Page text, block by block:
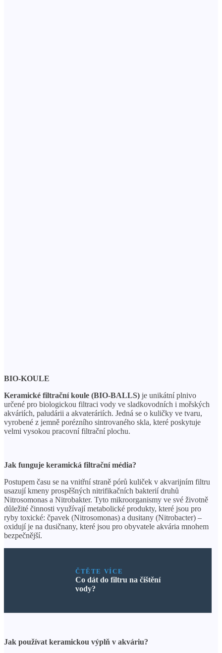
BIO-KOULE
Keramické filtrační koule (BIO-BALLS) je unikátní plnivo
určené pro biologickou filtraci vody ve sladkovodních i mořských
akváriích, paludárii a akvateráriích. Jedná se o kuličky ve tvaru,
vyrobené z jemně porézního sintrovaného skla, které poskytuje
velmi vysokou pracovní filtrační plochu.
Jak funguje keramická filtrační média?
Postupem času se na vnitřní straně pórů kuliček v akvarijním filtru
usazují kmeny prospěšných nitrifikačních bakterií druhů
Nitrosomonas a Nitrobakter. Tyto mikroorganismy ve své životně
důležité činnosti využívají metabolické produkty, které jsou pro
ryby toxické: čpavek (Nitrosomonas) a dusitany (Nitrobacter) –
oxidují je na dusičnany, které jsou pro obyvatele akvária mnohem
bezpečnější.
ČTĚTE VÍCE
Co dát do filtru na čištění
vody?
Jak používat keramickou výplň v akváriu?